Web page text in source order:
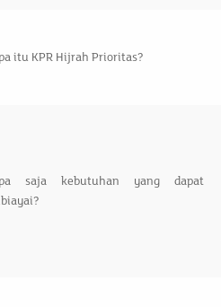
itu KPR Hijrah Prioritas?
saja kebutuhan yang dapat